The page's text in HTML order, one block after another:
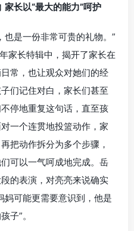
长以“最大的能力”呵护
是一份非常可贵的礼物。”
家长特辑中，揭开了家长在
常，也让观众对她们的经
们记住对白，家长们甚至
停地重复这句话，直至孩
一个连贯地投篮动作，家
把动作拆分为多个步骤，
可以一气呵成地完成。岳
的表演，对亮亮来说确实
妈可能更需要意识到，他是
子”。